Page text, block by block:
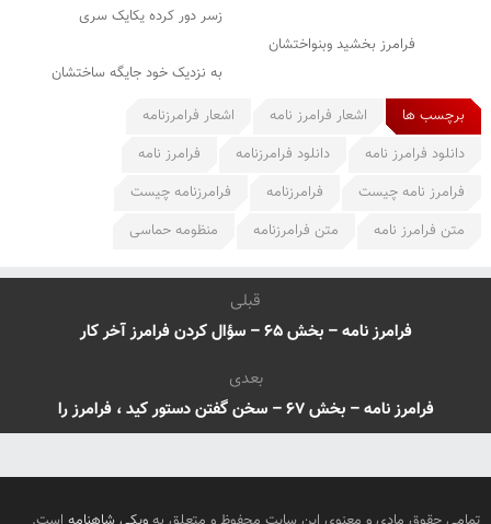
زسر دور کرده یکایک سری
فرامرز بخشید وبنواختشان
به نزدیک خود جایگه ساختشان
برچسب ها
اشعار فرامرز نامه
اشعار فرامرزنامه
دانلود فرامرز نامه
دانلود فرامرزنامه
فرامرز نامه
فرامرز نامه چیست
فرامرزنامه
فرامرزنامه چیست
متن فرامرز نامه
متن فرامرزنامه منظومه حماسی
قبلی
فرامرز نامه – بخش ۶۵ – سؤال کردن فرامرز آخر کار
بعدی
فرامرز نامه – بخش ۶۷ – سخن گفتن دستور کید ، فرامرز را